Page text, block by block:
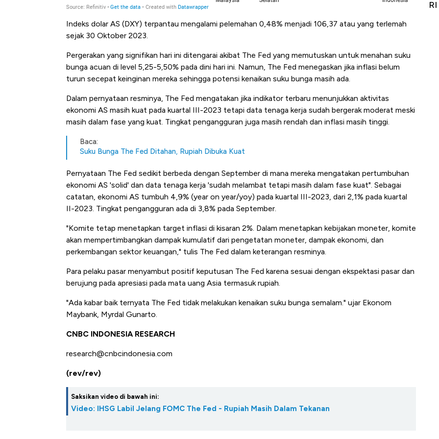
Indeks dolar AS (DXY) terpantau mengalami pelemahan 0,48% menjadi 106,37 atau yang terlemah
sejak 30 Oktober 2023.
Pergerakan yang signifikan hari ini ditengarai akibat The Fed yang memutuskan untuk menahan suku
bunga acuan di level 5,25-5,50% pada dini hari ini. Namun, The Fed menegaskan jika inflasi belum
turun secepat keinginan mereka sehingga potensi kenaikan suku bunga masih ada.
Dalam pernyataan resminya, The Fed mengatakan jika indikator terbaru menunjukkan aktivitas
ekonomi AS masih kuat pada kuartal III-2023 tetapi data tenaga kerja sudah bergerak moderat meski
masih dalam fase yang kuat. Tingkat pengangguran juga masih rendah dan inflasi masih tinggi.
Baca:
Suku Bunga The Fed Ditahan, Rupiah Dibuka Kuat
Pernyataan The Fed sedikit berbeda dengan September di mana mereka mengatakan pertumbuhan
ekonomi AS 'solid' dan data tenaga kerja 'sudah melambat tetapi masih dalam fase kuat". Sebagai
catatan, ekonomi AS tumbuh 4,9% (year on year/yoy) pada kuartal III-2023, dari 2,1% pada kuartal
II-2023. Tingkat pengangguran ada di 3,8% pada September.
"Komite tetap menetapkan target inflasi di kisaran 2%. Dalam menetapkan kebijakan moneter, komite
akan mempertimbangkan dampak kumulatif dari pengetatan moneter, dampak ekonomi, dan
perkembangan sektor keuangan," tulis The Fed dalam keterangan resminya.
Para pelaku pasar menyambut positif keputusan The Fed karena sesuai dengan ekspektasi pasar dan
berujung pada apresiasi pada mata uang Asia termasuk rupiah.
"Ada kabar baik ternyata The Fed tidak melakukan kenaikan suku bunga semalam." ujar Ekonom
Maybank, Myrdal Gunarto.
CNBC INDONESIA RESEARCH
research@cnbcindonesia.com
(rev/rev)
Saksikan video di bawah ini:
Video: IHSG Labil Jelang FOMC The Fed - Rupiah Masih Dalam Tekanan
Alas Kaki Tumbuh Double Digit
RI